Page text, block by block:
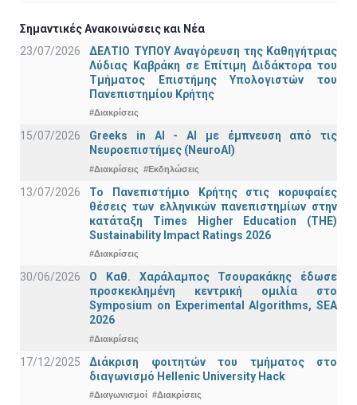
Σημαντικές Ανακοινώσεις και Νέα
23/07/2026
ΔΕΛΤΙΟ ΤΥΠΟΥ Αναγόρευση της Καθηγήτριας
Λύδιας Καβράκη σε Επίτιμη Διδάκτορα του
Τμήματος Επιστήμης Υπολογιστών του
Πανεπιστημίου Κρήτης
#Διακρίσεις
15/07/2026
Greeks in AI - ΑΙ με έμπνευση από τις
Νευροεπιστήμες (NeuroAI)
#Διακρίσεις #Εκδηλώσεις
13/07/2026
Το Πανεπιστήμιο Κρήτης στις κορυφαίες
θέσεις των ελληνικών πανεπιστημίων στην
κατάταξη Times Higher Education (ΤΗΕ)
Sustainability Impact Ratings 2026
#Διακρίσεις
30/06/2026
Ο Καθ. Χαράλαμπος Τσουρακάκης έδωσε
προσκεκλημένη κεντρική ομιλία στο
Symposium on Experimental Algorithms, SEA
2026
#Διακρίσεις
17/12/2025
Διάκριση φοιτητών του τμήματος στο
διαγωνισμό Hellenic University Hack
#Διαγωνισμοί #Διακρίσεις